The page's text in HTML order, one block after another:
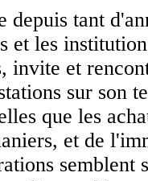
depuis tant
et les
invite et
sur son
que les
et de